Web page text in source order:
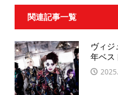
関連記事一覧
ヴィジ
年ベス